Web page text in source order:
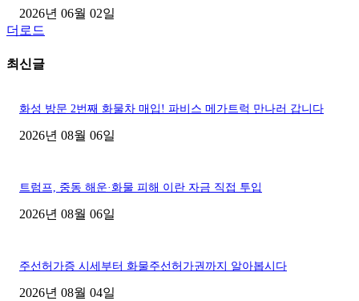
2026년 06월 02일
더로드
최신글
화성 방문 2번째 화물차 매입! 파비스 메가트럭 만나러 갑니다
2026년 08월 06일
트럼프, 중동 해운·화물 피해 이란 자금 직접 투입
2026년 08월 06일
주선허가증 시세부터 화물주선허가권까지 알아봅시다
2026년 08월 04일